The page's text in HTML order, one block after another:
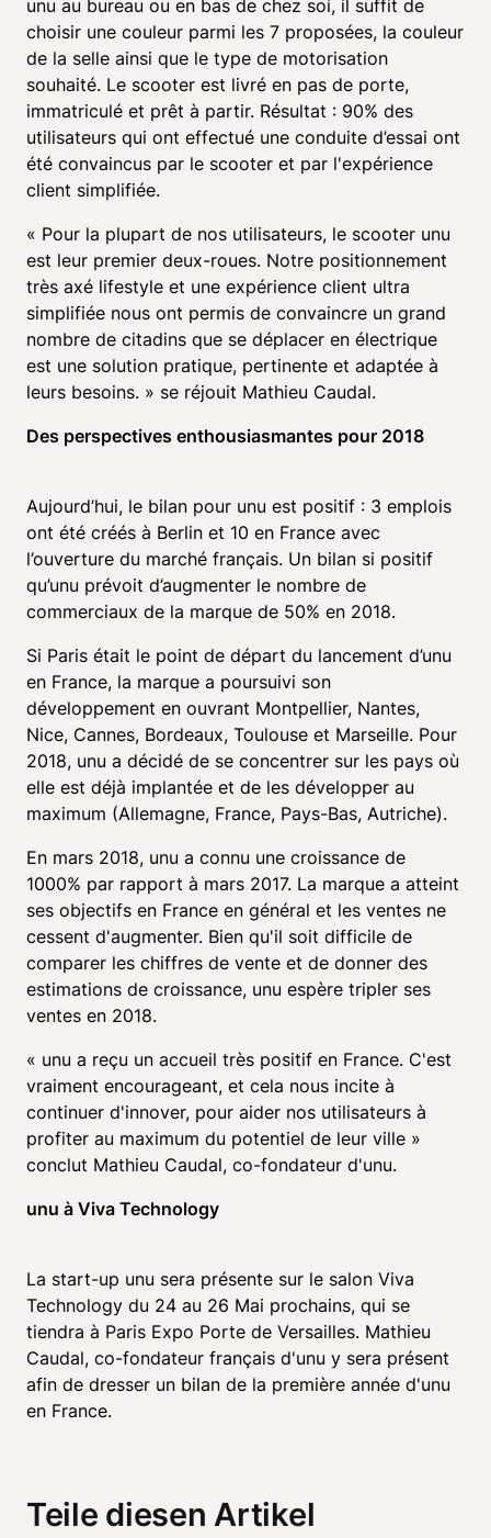
unu au bureau ou en bas de chez soi, il suffit de
choisir une couleur parmi les 7 proposées, la couleur
de la selle ainsi que le type de motorisation
souhaité. Le scooter est livré en pas de porte,
immatriculé et prêt à partir. Résultat : 90% des
utilisateurs qui ont effectué une conduite d’essai ont
été convaincus par le scooter et par l'expérience
client simplifiée.
« Pour la plupart de nos utilisateurs, le scooter unu
est leur premier deux-roues. Notre positionnement
très axé lifestyle et une expérience client ultra
simplifiée nous ont permis de convaincre un grand
nombre de citadins que se déplacer en électrique
est une solution pratique, pertinente et adaptée à
leurs besoins. » se réjouit Mathieu Caudal.
Des perspectives enthousiasmantes pour 2018
Aujourd’hui, le bilan pour unu est positif : 3 emplois
ont été créés à Berlin et 10 en France avec
l’ouverture du marché français. Un bilan si positif
qu’unu prévoit d’augmenter le nombre de
commerciaux de la marque de 50% en 2018.
Si Paris était le point de départ du lancement d’unu
en France, la marque a poursuivi son
développement en ouvrant Montpellier, Nantes,
Nice, Cannes, Bordeaux, Toulouse et Marseille. Pour
2018, unu a décidé de se concentrer sur les pays où
elle est déjà implantée et de les développer au
maximum (Allemagne, France, Pays-Bas, Autriche).
En mars 2018, unu a connu une croissance de
1000% par rapport à mars 2017. La marque a atteint
ses objectifs en France en général et les ventes ne
cessent d'augmenter. Bien qu'il soit difficile de
comparer les chiffres de vente et de donner des
estimations de croissance, unu espère tripler ses
ventes en 2018.
« unu a reçu un accueil très positif en France. C'est
vraiment encourageant, et cela nous incite à
continuer d'innover, pour aider nos utilisateurs à
profiter au maximum du potentiel de leur ville »
conclut Mathieu Caudal, co-fondateur d'unu.
unu à Viva Technology
La start-up unu sera présente sur le salon Viva
Technology du 24 au 26 Mai prochains, qui se
tiendra à Paris Expo Porte de Versailles. Mathieu
Caudal, co-fondateur français d'unu y sera présent
afin de dresser un bilan de la première année d'unu
en France.
Teile diesen Artikel